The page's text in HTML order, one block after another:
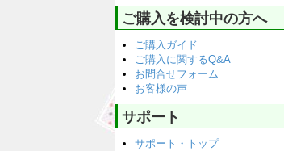
ご購入を検討中の方へ
ご購入ガイド
ご購入に関するQ&A
お問合せフォーム
お客様の声
サポート
サポート・トップ